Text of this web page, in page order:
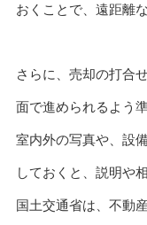
おくことで、遠距離
さらに、売却の打合
面で進められるよう
室内外の写真や、設
しておくと、説明や
国土交通省は、不動